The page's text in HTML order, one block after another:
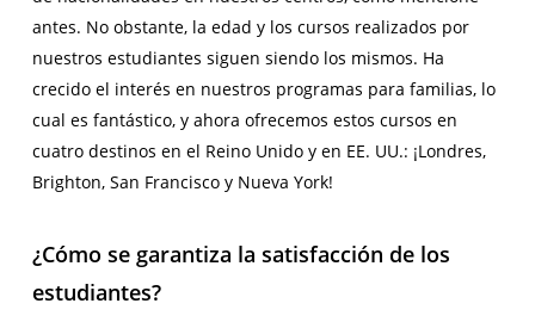
antes. No obstante, la edad y los cursos realizados por
nuestros estudiantes siguen siendo los mismos. Ha
crecido el interés en nuestros programas para familias, lo
cual es fantástico, y ahora ofrecemos estos cursos en
cuatro destinos en el Reino Unido y en EE. UU.: ¡Londres,
Brighton, San Francisco y Nueva York!
¿Cómo se garantiza la satisfacción de los
estudiantes?